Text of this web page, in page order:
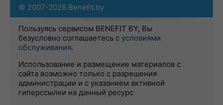
© 2007-2026 Benefit.by
Пользуясь сервисом BENEFIT BY, Вы
безусловно соглашаетесь с условиями
обслуживания.
Использование и размещение материалов с
сайта возможно только с разрешения
администрации и с указанием активной
гиперссылки на данный ресурс